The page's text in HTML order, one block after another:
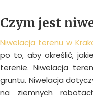
Czym jest
Niwelacja terenu w
po to, aby określić,
terenie. Niwelacja
gruntu. Niwelacja
na ziemnych